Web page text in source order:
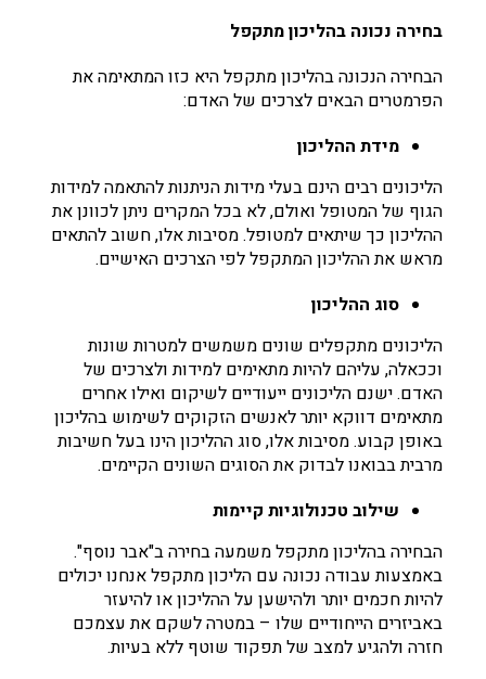
בחירה נכונה בהליכון מתקפל
הבחירה הנכונה בהליכון מתקפל היא כזו המתאימה את
הפרמטרים הבאים לצרכים של האדם:
מידת ההליכון
הליכונים רבים הינם בעלי מידות הניתנות להתאמה למידות
הגוף של המטופל ואולם, לא בכל המקרים ניתן לכוונן את
ההליכון כך שיתאים למטופל. מסיבות אלו, חשוב להתאים
מראש את ההליכון המתקפל לפי הצרכים האישיים.
סוג ההליכון
הליכונים מתקפלים שונים משמשים למטרות שונות
וככאלה, עליהם להיות מתאימים למידות ולצרכים של
האדם. ישנם הליכונים ייעודיים לשיקום ואילו אחרים
מתאימים דווקא יותר לאנשים הזקוקים לשימוש בהליכון
באופן קבוע. מסיבות אלו, סוג ההליכון הינו בעל חשיבות
מרבית בבואנו לבדוק את הסוגים השונים הקיימים.
שילוב טכנולוגיות קיימות
הבחירה בהליכון מתקפל משמעה בחירה ב"אבר נוסף".
באמצעות עבודה נכונה עם הליכון מתקפל אנחנו יכולים
להיות חכמים יותר ולהישען על ההליכון או להיעזר
באביזרים הייחודיים שלו – במטרה לשקם את עצמכם
חזרה ולהגיע למצב של תפקוד שוטף ללא בעיות.